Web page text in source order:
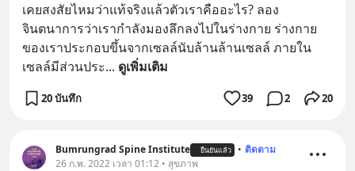
เคยสงสัยไหมว่าแท้จริงแล้วตัวเราคืออะไร? ลอง
จินตนาการว่าเรากำลังมองลึกลงไปในร่างกาย ร่างกาย
ของเราประกอบขึ้นจากเซลล์นับล้านล้านเซลล์ ภายใน
เซลล์มีส่วนประ... ดูเพิ่มเติม
20 บันทึก 39 2 20
Bumrungrad Spine Institute ยืนยันแล้ว • ติดตาม
26 ก.พ. 2022 เวลา 01:12 • สุขภาพ